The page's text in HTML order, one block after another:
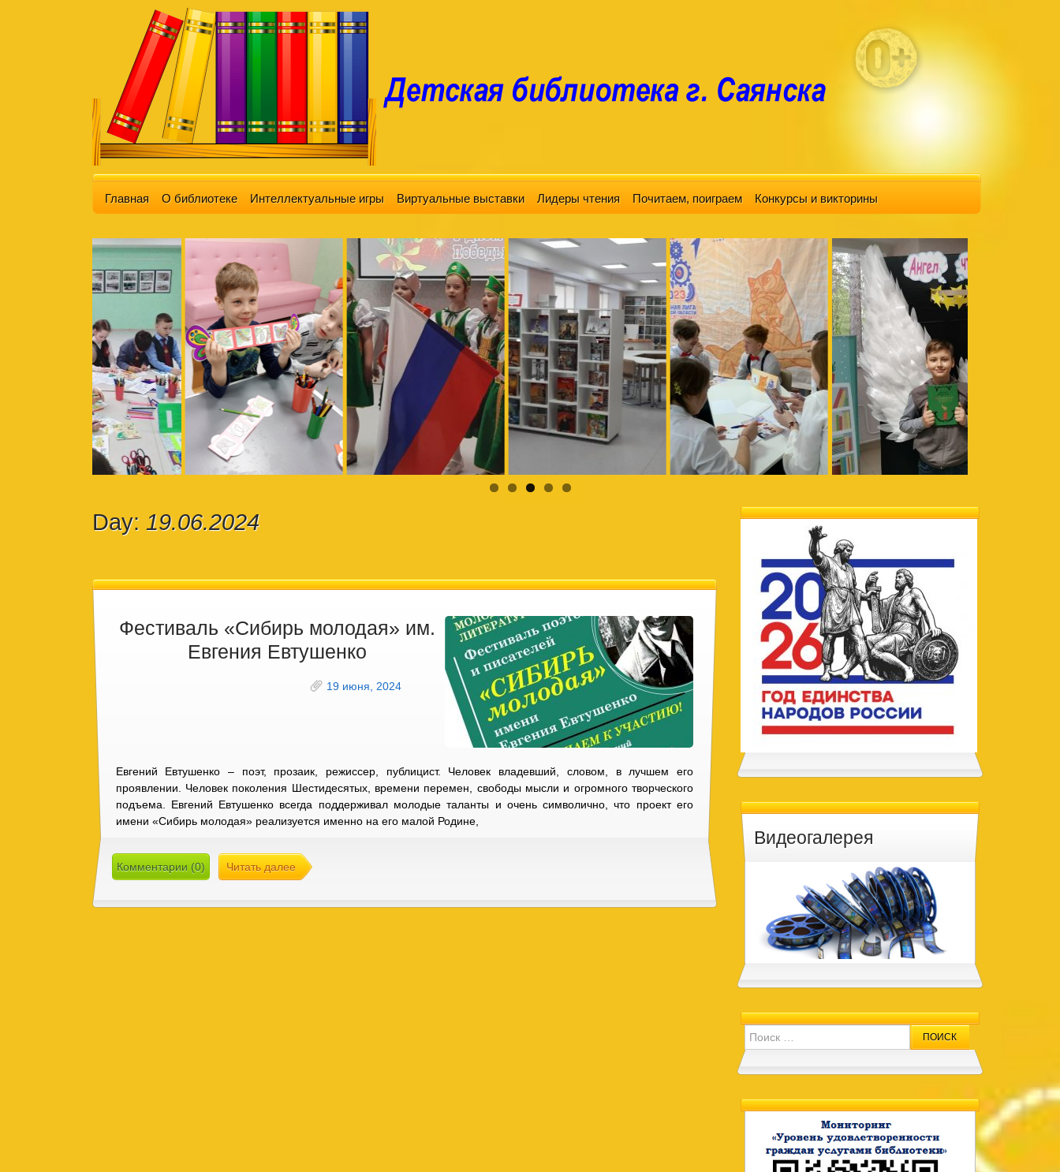
Главная О библиотеке Интеллектуальные игры Виртуальные выставки Лидеры чтения Почитаем, поиграем Конкурсы и викторины
Day: 19.06.2024
Фестиваль «Сибирь молодая» им.
Евгения Евтушенко
19 июня, 2024
Евгений Евтушенко – поэт, прозаик, режиссер, публицист. Человек владевший, словом, в лучшем его
проявлении. Человек поколения Шестидесятых, времени перемен, свободы мысли и огромного творческого
подъема. Евгений Евтушенко всегда поддерживал молодые таланты и очень символично, что проект его
имени «Сибирь молодая» реализуется именно на его малой Родине,
Комментарии (0) Читать далее
Видеогалерея
Search for: